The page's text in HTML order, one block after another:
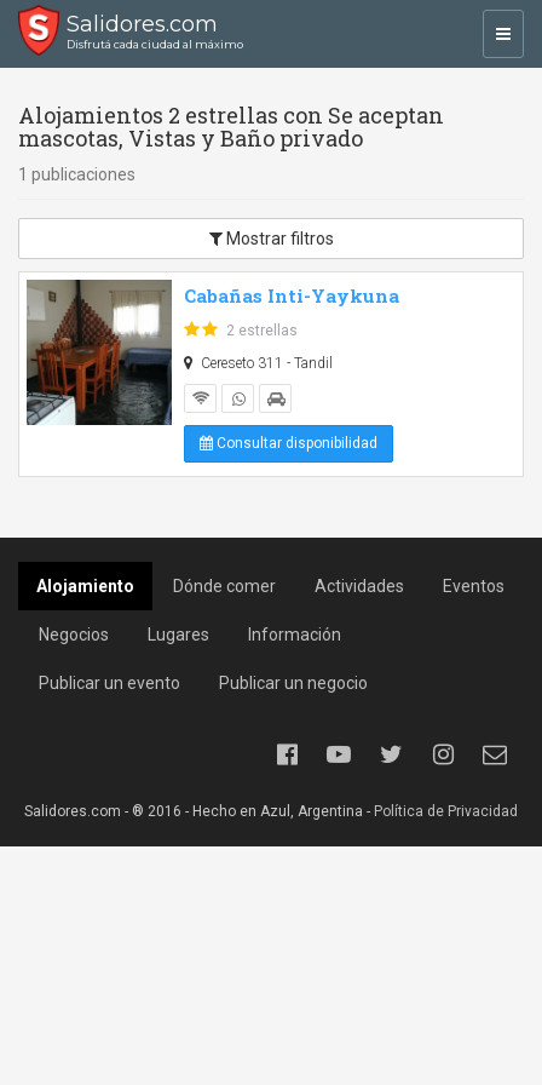
Salidores.com
Disfrutá cada ciudad al máximo
Alojamientos 2 estrellas con Se aceptan
mascotas, Vistas y Baño privado
1 publicaciones
Mostrar filtros
Cabañas Inti-Yaykuna
2 estrellas
Cereseto 311 - Tandil
Consultar disponibilidad
Alojamiento Dónde comer Actividades Eventos
Negocios Lugares Información
Publicar un evento Publicar un negocio
Salidores.com - ® 2016 - Hecho en Azul, Argentina - Política de Privacidad